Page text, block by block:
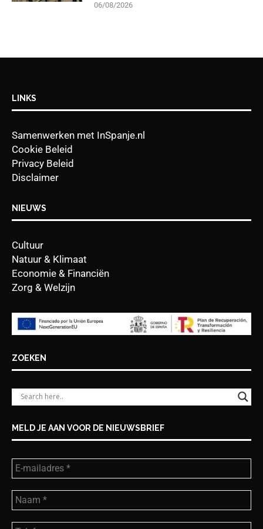
06/08/2026
LINKS
Samenwerken met InSpanje.nl
Cookie Beleid
Privacy Beleid
Disclaimer
NIEUWS
Cultuur
Natuur & Klimaat
Economie & Financiën
Zorg & Welzijn
ZOEKEN
MELD JE AAN VOOR DE NIEUWSBRIEF